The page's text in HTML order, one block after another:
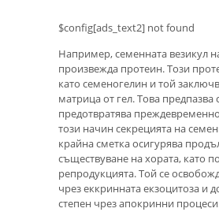
$config[ads_text2] not found
Например, семенната везикул
произвежда протеин. Този
като семеногелин и той
матрица от гел. Това предпазва
предотвратява
този начин секрецията на
крайна сметка осигурява
съществуване на хората, като
репродукцията. Той се
чрез еккринната екзоцитоза и
степен чрез апокринни